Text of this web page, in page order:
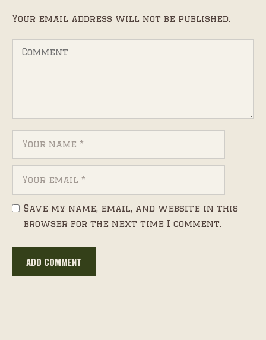
Your email address will not be published.
Save my name, email, and website in this
browser for the next time I comment.